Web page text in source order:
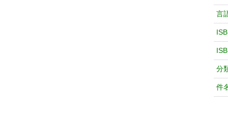
言
分
件